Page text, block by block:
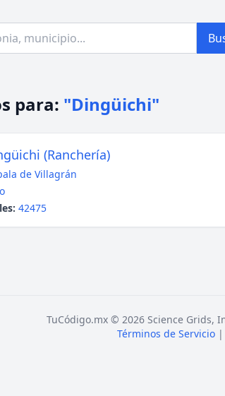
para: "Dingüichi"
(Ranchería)
de Villagrán
42475
TuCódigo.mx © 2026 Science Grids,
Términos de Servicio |